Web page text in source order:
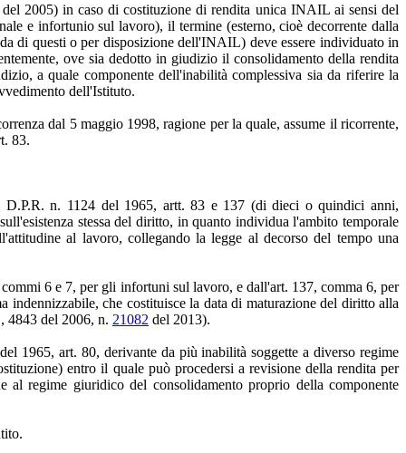
2005) in caso di costituzione di rendita unica INAIL ai sensi del
e infortunio sul lavoro), il termine (esterno, cioè decorrente dalla
di questi o per disposizione dell'INAIL) deve essere individuato in
ove sia dedotto in giudizio il consolidamento della rendita
a quale componente dell'inabilità complessiva sia da riferire la
dell'Istituto.
dal 5 maggio 1998, ragione per la quale, assume il ricorrente,
83.
n. 1124 del 1965, artt. 83 e 137 (di dieci o quindici anni,
stessa del diritto, in quanto individua l'ambito temporale
al lavoro, collegando la legge al decorso del tempo una
6 e 7, per gli infortuni sul lavoro, e dall'art. 137, comma 6, per
che costituisce la data di maturazione del diritto alla
4843 del 2006, n. 21082 del 2013).
1965, art. 80, derivante da più inabilità soggette a diverso regime
entro il quale può procedersi a revisione della rendita per
regime giuridico del consolidamento proprio della componente